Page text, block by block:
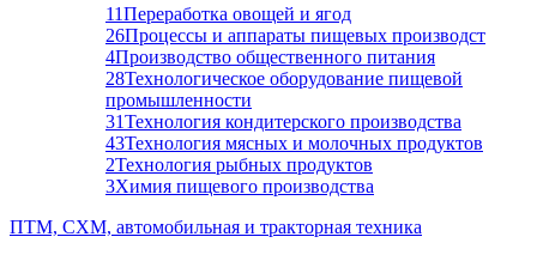
11Переработка овощей и ягод
26Процессы и аппараты пищевых производст
4Производство общественного питания
28Технологическое оборудование пищевой
промышленности
31Технология кондитерского производства
43Технология мясных и молочных продуктов
2Технология рыбных продуктов
3Химия пищевого производства
ПТМ, СХМ, автомобильная и тракторная техника